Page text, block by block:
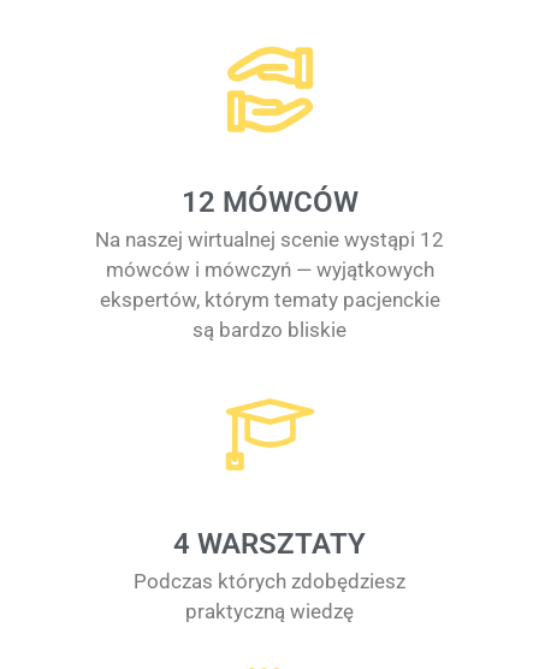
12 MÓWCÓW
Na naszej wirtualnej scenie wystąpi 12
mówców i mówczyń — wyjątkowych
ekspertów, którym tematy pacjenckie
są bardzo bliskie
4 WARSZTATY
Podczas których zdobędziesz
praktyczną wiedzę